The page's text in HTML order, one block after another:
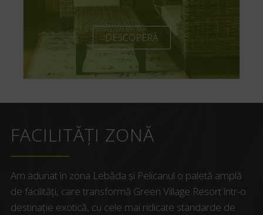
DESCOPERĂ
FACILITĂȚI ZONĂ
Am adunat în zona Lebăda și Pelicanul o paletă amplă
de facilități, care transformă Green Village Resort într-o
destinație exotică, cu cele mai ridicate standarde de